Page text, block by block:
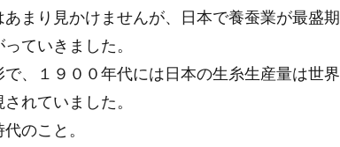
まり見かけませんが、日本で養蚕業が最盛期
ていきました。
、１９００年代には日本の生糸生産量は世界
れていました。
のこと。